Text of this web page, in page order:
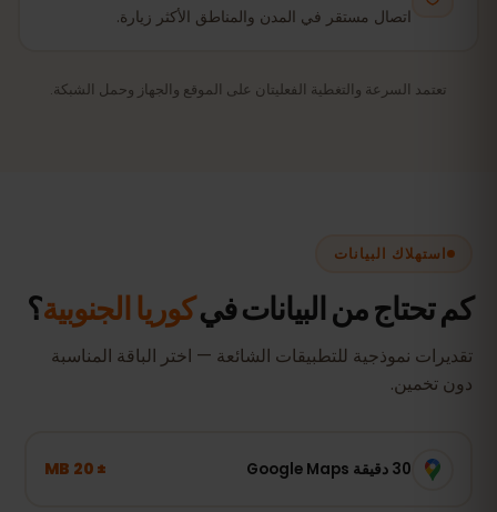
اتصال مستقر في المدن والمناطق الأكثر زيارة.
تعتمد السرعة والتغطية الفعليتان على الموقع والجهاز وحمل الشبكة.
استهلاك البيانات
كم تحتاج من البيانات فيكوريا الجنوبية؟
تقديرات نموذجية للتطبيقات الشائعة — اختر الباقة المناسبة
دون تخمين.
30 دقيقة Google Maps ± 20 MB